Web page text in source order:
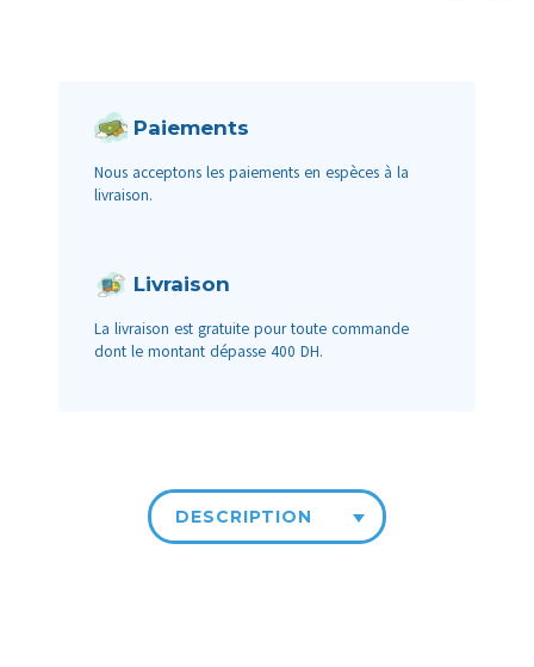
Paiements
Nous acceptons les paiements en espèces à la
livraison.
Livraison
La livraison est gratuite pour toute commande
dont le montant dépasse 400 DH.
DESCRIPTION